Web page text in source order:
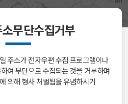
무단수집거부
주소가 전자우편 수집 프로그램이나
여 무단으로 수집되는 것을 거부하며
의해 형사 처벌됨을 유념하시기